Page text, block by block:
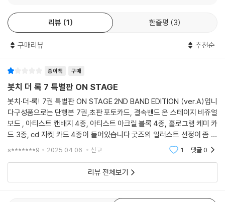
리뷰 1 한줄평 3
구매리뷰 추천순
종이책 구매
봇치 더 록 7 특별판 ON STAGE
봇치·더·록! 7권 특별판 ON STAGE 2ND BAND EDITION (ver.A)입니
다구성품으로는 단행본 7권,초판 포토카드, 결속밴드 온 스테이지 비쥬얼
보드 , 아티스트 캔배지 4종, 아티스트 아크릴 블록 4종, 홀로그램 케미 카
드 3종, cd 자켓 카드 4종이 들어있습니다 굿즈의 일러스트 선정이 좀 아
s*******9 2025.04.06. 신고 1 댓글0
리뷰 전체보기